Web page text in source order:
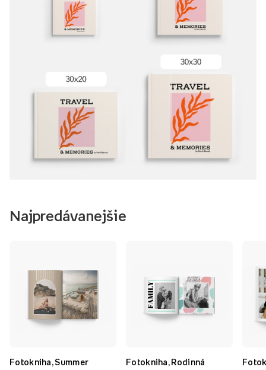
Najpredávanejšie
Fotokniha, Summer
Fotokniha, Rodinná